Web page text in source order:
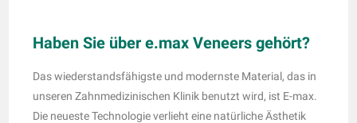
Haben Sie über e.max Veneers gehört?
Das wiederstandsfähigste und modernste Material, das in
unseren Zahnmedizinischen Klinik benutzt wird, ist E-max.
Die neueste Technologie verlieht eine natürliche Ästhetik